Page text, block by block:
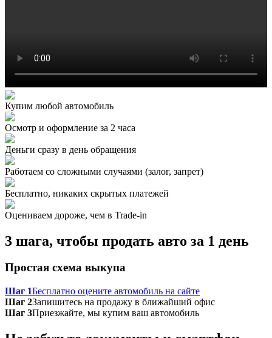
Купим любой автомобиль
Осмотр и оформление за 2 часа
Деньги сразу в день обращения
Работаем со сложными случаями (залог, запрет)
Бесплатно, никаких скрытых платежей
Оцениваем дороже, чем в Trade‑in
3 шага, чтобы продать авто за 1 день
Простая схема выкупа
Шаг 1Бесплатно оцените автомобиль на сайте
Шаг 2Запишитесь на продажу в ближайший офис
Шаг 3Приезжайте, мы купим ваш автомобиль